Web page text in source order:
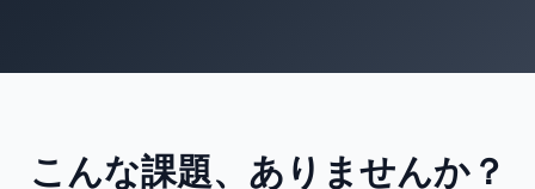
こんな課題、ありませんか？